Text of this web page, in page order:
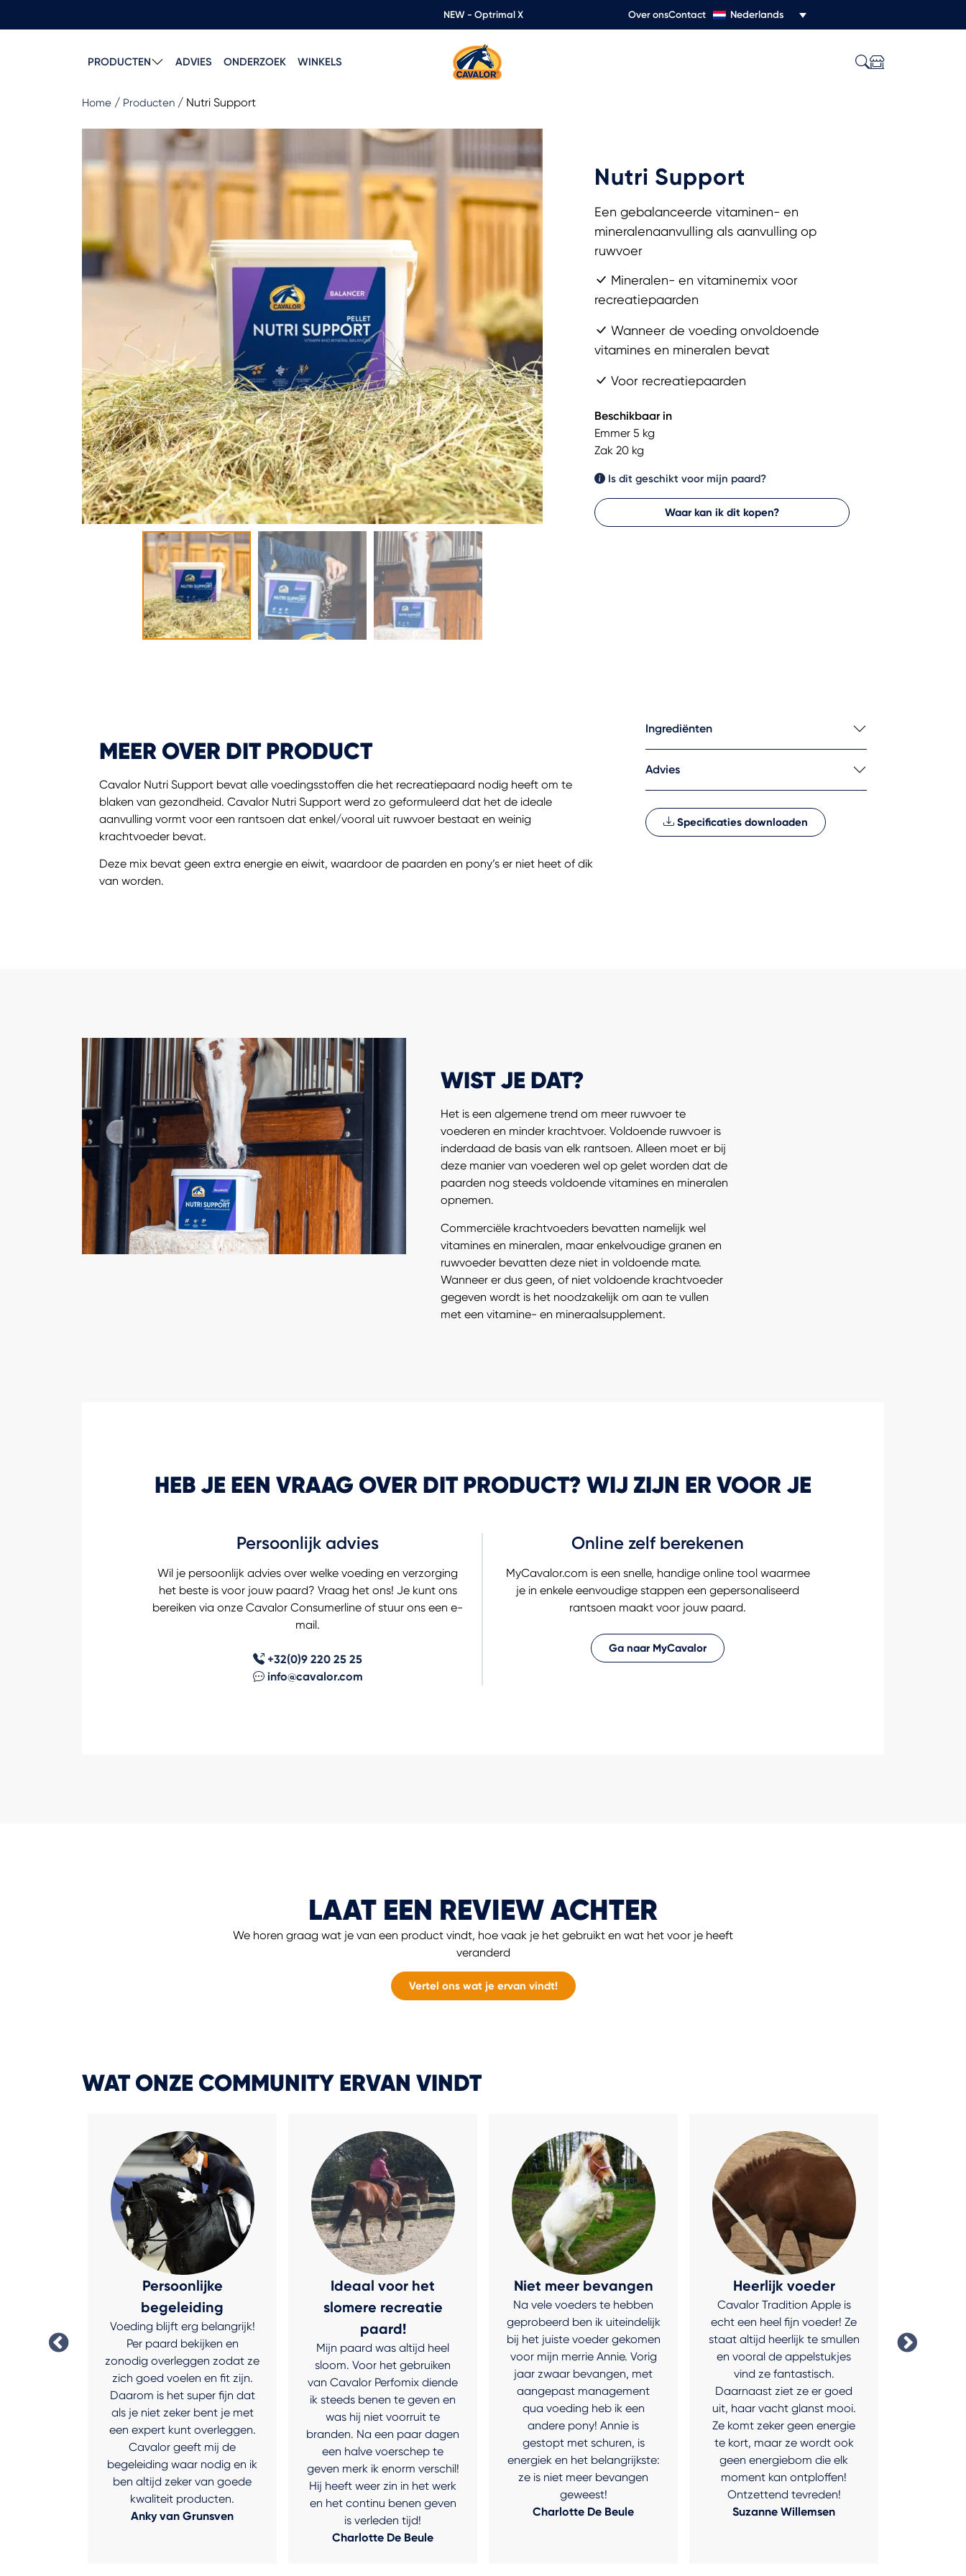
NEW - Optrimal X Over onsContact Nederlands
PRODUCTEN ADVIES ONDERZOEK WINKELS
Home / Producten / Nutri Support
Nutri Support
Een gebalanceerde vitaminen- en
mineralenaanvulling als aanvulling op
ruwvoer
Mineralen- en vitaminemix voor
recreatiepaarden
Wanneer de voeding onvoldoende
vitamines en mineralen bevat
Voor recreatiepaarden
Beschikbaar in
Emmer 5 kg
Zak 20 kg
Is dit geschikt voor mijn paard?
Waar kan ik dit kopen?
MEER OVER DIT PRODUCT
Cavalor Nutri Support bevat alle voedingsstoffen die het recreatiepaard nodig heeft om te
blaken van gezondheid. Cavalor Nutri Support werd zo geformuleerd dat het de ideale
aanvulling vormt voor een rantsoen dat enkel/vooral uit ruwvoer bestaat en weinig
krachtvoeder bevat.
Deze mix bevat geen extra energie en eiwit, waardoor de paarden en pony’s er niet heet of dik
van worden.
Ingrediënten
Advies
Specificaties downloaden
WIST JE DAT?
Het is een algemene trend om meer ruwvoer te
voederen en minder krachtvoer. Voldoende ruwvoer is
inderdaad de basis van elk rantsoen. Alleen moet er bij
deze manier van voederen wel op gelet worden dat de
paarden nog steeds voldoende vitamines en mineralen
opnemen.
Commerciële krachtvoeders bevatten namelijk wel
vitamines en mineralen, maar enkelvoudige granen en
ruwvoeder bevatten deze niet in voldoende mate.
Wanneer er dus geen, of niet voldoende krachtvoeder
gegeven wordt is het noodzakelijk om aan te vullen
met een vitamine- en mineraalsupplement.
HEB JE EEN VRAAG OVER DIT PRODUCT? WIJ ZIJN ER VOOR JE
Persoonlijk advies
Wil je persoonlijk advies over welke voeding en verzorging
het beste is voor jouw paard? Vraag het ons! Je kunt ons
bereiken via onze Cavalor Consumerline of stuur ons een e-
mail.
+32(0)9 220 25 25
info@cavalor.com
Online zelf berekenen
MyCavalor.com is een snelle, handige online tool waarmee
je in enkele eenvoudige stappen een gepersonaliseerd
rantsoen maakt voor jouw paard.
Ga naar MyCavalor
LAAT EEN REVIEW ACHTER
We horen graag wat je van een product vindt, hoe vaak je het gebruikt en wat het voor je heeft
veranderd
Vertel ons wat je ervan vindt!
WAT ONZE COMMUNITY ERVAN VINDT
en
zo mooi
Persoonlijke
begeleiding
Voeding blijft erg belangrijk!
Per paard bekijken en
zonodig overleggen zodat ze
zich goed voelen en fit zijn.
Daarom is het super fijn dat
als je niet zeker bent je met
een expert kunt overleggen.
Cavalor geeft mij de
begeleiding waar nodig en ik
ben altijd zeker van goede
kwaliteit producten.
Anky van Grunsven
Ideaal voor het
slomere recreatie
paard!
Mijn paard was altijd heel
sloom. Voor het gebruiken
van Cavalor Perfomix diende
ik steeds benen te geven en
was hij niet voorruit te
branden. Na een paar dagen
een halve voerschep te
geven merk ik enorm verschil!
Hij heeft weer zin in het werk
en het continu benen geven
is verleden tijd!
Charlotte De Beule
Niet meer bevangen
Na vele voeders te hebben
geprobeerd ben ik uiteindelijk
bij het juiste voeder gekomen
voor mijn merrie Annie. Vorig
jaar zwaar bevangen, met
aangepast management
qua voeding heb ik een
andere pony! Annie is
gestopt met schuren, is
energiek en het belangrijkste:
ze is niet meer bevangen
geweest!
Charlotte De Beule
Heerlijk voeder
Cavalor Tradition Apple is
echt een heel fijn voeder! Ze
staat altijd heerlijk te smullen
en vooral de appelstukjes
vind ze fantastisch.
Daarnaast ziet ze er goed
uit, haar vacht glanst mooi.
Ze komt zeker geen energie
te kort, maar ze wordt ook
geen energiebom die elk
moment kan ontploffen!
Ontzettend tevreden!
Suzanne Willemsen
Toen is